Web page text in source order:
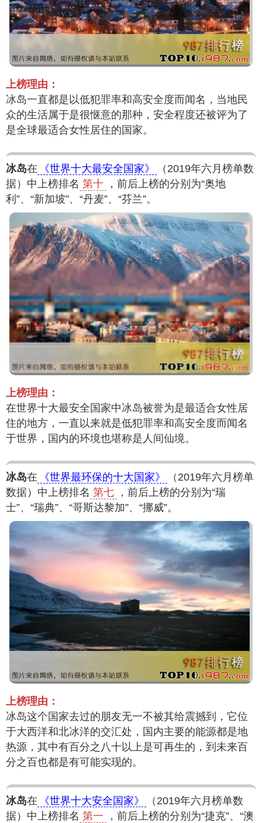
上榜理由：
冰岛一直都是以低犯罪率和高安全度而闻名，当地民
众的生活属于是很惬意的那种，安全程度还被评为了
是全球最适合女性居住的国家。
冰岛在 《世界十大最安全国家》
（2019年六月榜单数
据）中上榜排名 第十
，前后上榜的分别为“奥地
利”、“新加坡”、“丹麦”、“芬兰”。
上榜理由：
在世界十大最安全国家中冰岛被誉为是最适合女性居
住的地方，一直以来就是低犯罪率和高安全度而闻名
于世界，国内的环境也堪称是人间仙境。
冰岛在 《世界最环保的十大国家》
（2019年六月榜单
数据）中上榜排名 第七
，前后上榜的分别为“瑞
士”、“瑞典”、“哥斯达黎加”、“挪威”。
上榜理由：
冰岛这个国家去过的朋友无一不被其给震撼到，它位
于大西洋和北冰洋的交汇处，国内主要的能源都是地
热源，其中有百分之八十以上是可再生的，到未来百
分之百也都是有可能实现的。
冰岛在 《世界十大安全国家》
（2019年六月榜单数
据）中上榜排名 第一
，前后上榜的分别为“捷克”、“澳